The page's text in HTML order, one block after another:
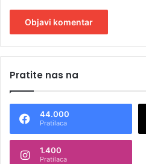
t
n
Pratite nas na
44.000
Pratilaca
1.400
Pratilaca